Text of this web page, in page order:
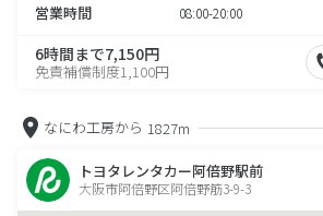
営業時間 08:00-20:00
6時間まで7,150円
免責補償制度1,100円
なにわ工房から 1827m
トヨタレンタカー阿倍野駅前
大阪市阿倍野区阿倍野筋3-9-3